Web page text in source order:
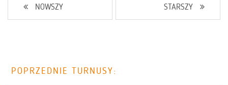
NOWSZY STARSZY
POPRZEDNIE TURNUSY: